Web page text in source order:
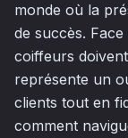
monde où la
de succès.
coiffeurs
représente un
clients tout en
comment